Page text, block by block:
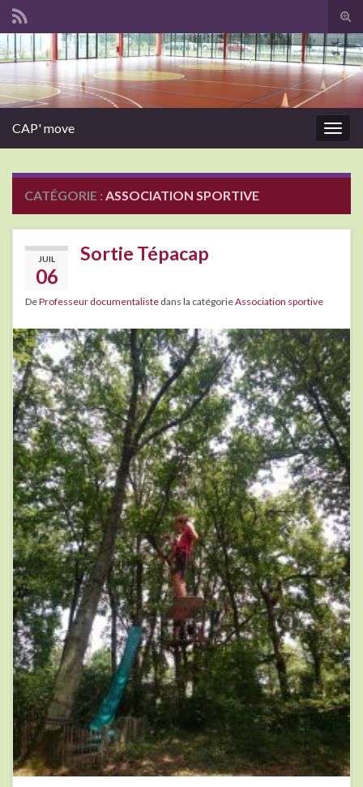
Search for:
CAP' move
CATÉGORIE : ASSOCIATION SPORTIVE
JUIL
06
Sortie Tépacap
DeProfesseur documentaliste dans la catégorieAssociation sportive